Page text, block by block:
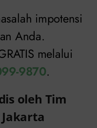
impotensi
Anda.
melalui
9870.
oleh Tim